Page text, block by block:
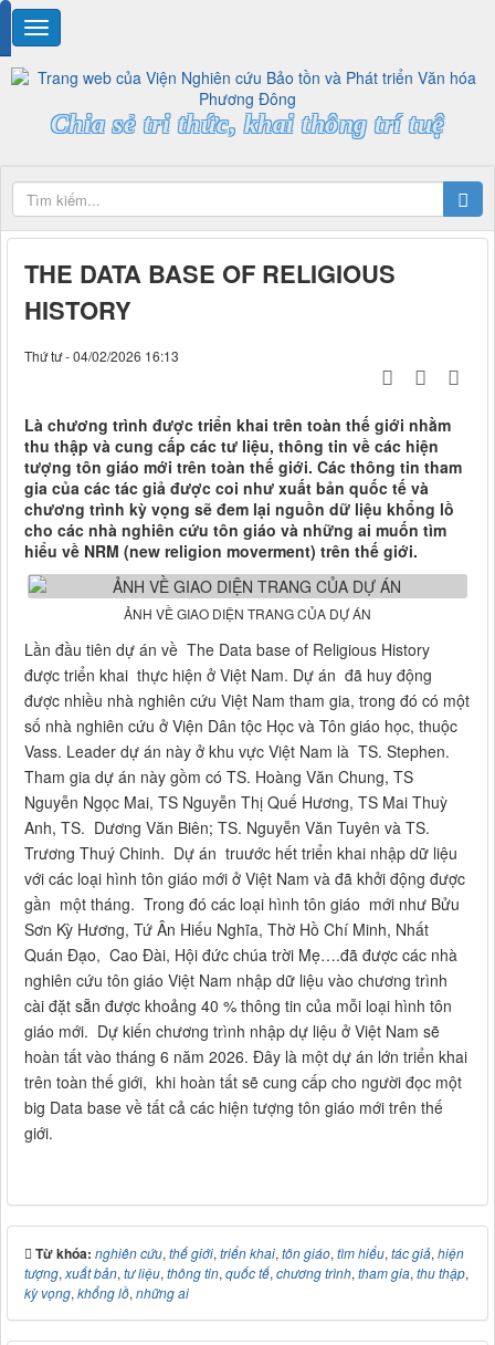
Chia sẻ tri thức, khai thông trí tuệ
THE DATA BASE OF RELIGIOUS
HISTORY
Thứ tư - 04/02/2026 16:13
Là chương trình được triển khai trên toàn thế giới nhằm
thu thập và cung cấp các tư liệu, thông tin về các hiện
tượng tôn giáo mới trên toàn thế giới. Các thông tin tham
gia của các tác giả được coi như xuất bản quốc tế và
chương trình kỳ vọng sẽ đem lại nguồn dữ liệu khổng lồ
cho các nhà nghiên cứu tôn giáo và những ai muốn tìm
hiểu về NRM (new religion moverment) trên thế giới.
ẢNH VỀ GIAO DIỆN TRANG CỦA DỰ ÁN
Lần đầu tiên dự án về The Data base of Religious History
được triển khai thực hiện ở Việt Nam. Dự án đã huy động
được nhiều nhà nghiên cứu Việt Nam tham gia, trong đó có một
số nhà nghiên cứu ở Viện Dân tộc Học và Tôn giáo học, thuộc
Vass. Leader dự án này ở khu vực Việt Nam là TS. Stephen.
Tham gia dự án này gồm có TS. Hoàng Văn Chung, TS
Nguyễn Ngọc Mai, TS Nguyễn Thị Quế Hương, TS Mai Thuỳ
Anh, TS. Dương Văn Biên; TS. Nguyễn Văn Tuyên và TS.
Trương Thuý Chinh. Dự án truước hết triển khai nhập dữ liệu
với các loại hình tôn giáo mới ở Việt Nam và đã khởi động được
gần một tháng. Trong đó các loại hình tôn giáo mới như Bửu
Sơn Kỳ Hương, Tứ Ân Hiếu Nghĩa, Thờ Hồ Chí Minh, Nhất
Quán Đạo, Cao Đài, Hội đức chúa trời Mẹ….đã được các nhà
nghiên cứu tôn giáo Việt Nam nhập dữ liệu vào chương trình
cài đặt sẵn được khoảng 40 % thông tin của mỗi loại hình tôn
giáo mới. Dự kiến chương trình nhập dự liệu ở Việt Nam sẽ
hoàn tất vào tháng 6 năm 2026. Đây là một dự án lớn triển khai
trên toàn thế giới, khi hoàn tất sẽ cung cấp cho người đọc một
big Data base về tất cả các hiện tượng tôn giáo mới trên thế
giới.
Từ khóa: nghiên cứu, thế giới, triển khai, tôn giáo, tìm hiểu, tác giả, hiện
tượng, xuất bản, tư liệu, thông tin, quốc tế, chương trình, tham gia, thu thập,
kỳ vọng, khổng lồ, những ai